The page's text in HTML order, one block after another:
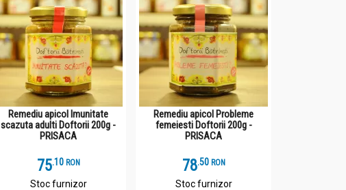
Remediu apicol Imunitate
scazuta adulti Doftorii 200g -
PRISACA
75.1 RON
Stoc furnizor
Remediu apicol Probleme
femeiesti Doftorii 200g -
PRISACA
78.5 RON
Stoc furnizor